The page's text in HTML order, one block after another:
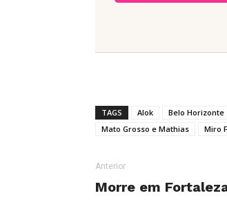
TAGS Alok Belo Horizonte
Mato Grosso e Mathias
Miro
Anterior
Morre em